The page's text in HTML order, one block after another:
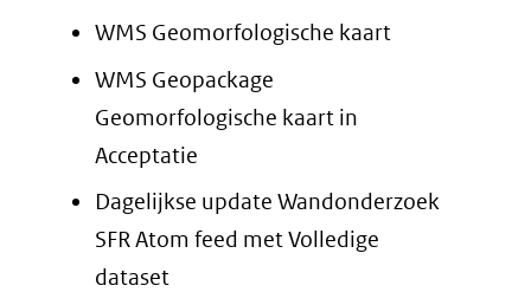
WMS Geomorfologische kaart
WMS Geopackage
Geomorfologische kaart in
Acceptatie
Dagelijkse update Wandonderzoek
SFR Atom feed met Volledige
dataset